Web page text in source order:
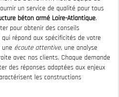
un service de qualité pour tous
béton armé Loire-Atlantique.
pour obtenir des conseils
répond aux spécificités de votre
écoute attentive, une analyse
avec nos clients. Chaque demande
des réponses adaptées aux enjeux
les constructions